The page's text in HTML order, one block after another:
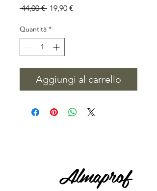
44,00 € Prezzo
19,90 €
Quantità *
Aggiungi al carrello
Almaprof